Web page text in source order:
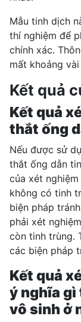
Mẫu tinh dịch
thí nghiệm để
chính xác.
mất khoảng
Kết quả
Kết quả
thắt ống
Nếu được sử
thắt ống dẫn
của xét
không có tinh
biện pháp
phải xét
còn tinh trùng.
các biện pháp
Kết quả
ý nghĩa
vô sinh ở